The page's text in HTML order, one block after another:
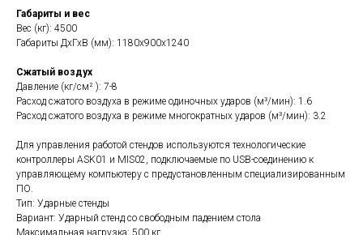
Габариты и вес
Вес (кг): 4500
Габариты ДхГхВ (мм): 1180x900x1240
Сжатый воздух
Давление (кг/см² ): 7-8
Расход сжатого воздуха в режиме одиночных ударов (м³/мин): 1.6
Расход сжатого воздуха в режиме многократных ударов (м³/мин): 3.2
Для управления работой стендов используются технологические
контроллеры ASK01 и MIS02, подключаемые по USB-соединению к
управляющему компьютеру с предустановленным специализированным
ПО.
Тип: Ударные стенды
Вариант: Ударный стенд со свободным падением стола
Максимальная нагрузка: 500 кг